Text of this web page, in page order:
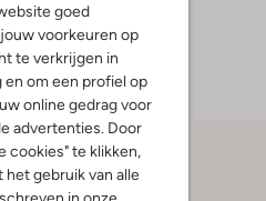
goed
voorkeuren op
te verkrijgen in
en om een profiel op
online gedrag voor
advertenties. Door
cookies" te klikken,
het gebruik van alle
in onze